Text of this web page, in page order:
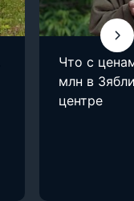
Что с
млн в
центре